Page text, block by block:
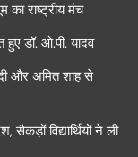
का राष्ट्रीय मंच
डॉ. ओ.पी. यादव
और अमित शाह से
विद्यार्थियों ने ली